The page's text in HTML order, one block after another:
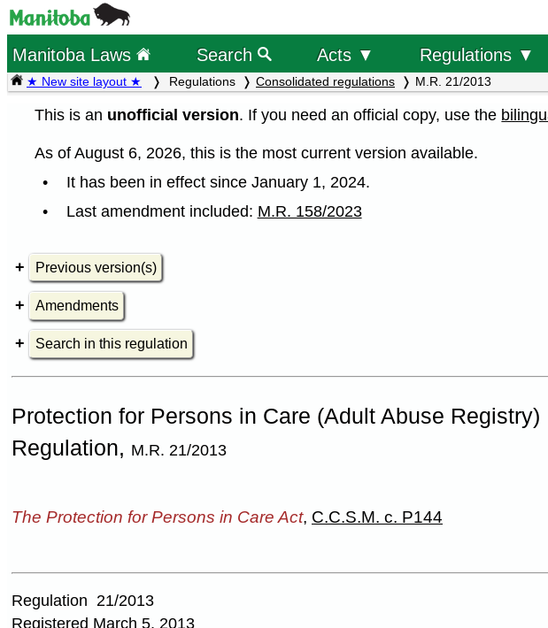
Manitoba Laws Search Acts ▼ Regulations ▼
★ New site layout ★ Regulations Consolidated regulations M.R. 21/2013
This is an unofficial version. If you need an official copy, use the
As of August 6, 2026, this is the most current version available.
It has been in effect since January 1, 2024.
Last amendment included: M.R. 158/2023
Previous version(s)
Amendments
Search in this regulation
Protection for Persons in Care (Adult Abuse Registry)
Regulation, M.R. 21/2013
The Protection for Persons in Care Act, C.C.S.M. c. P144
Regulation 21/2013
Registered March 5, 2013